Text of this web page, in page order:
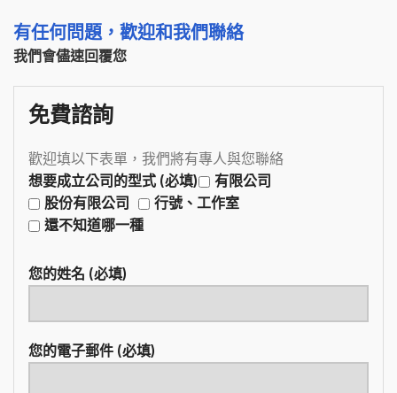
有任何問題，歡迎和我們聯絡
我們會儘速回覆您
免費諮詢
歡迎填以下表單，我們將有專人與您聯絡
想要成立公司的型式 (必填)
有限公司
股份有限公司
行號、工作室
還不知道哪一種
您的姓名 (必填)
您的電子郵件 (必填)